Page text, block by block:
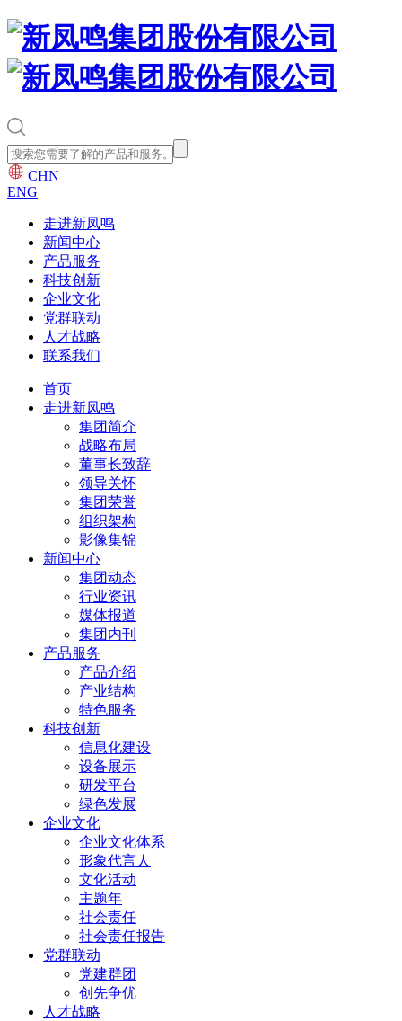
CHN
ENG
走进新凤鸣
新闻中心
产品服务
科技创新
企业文化
党群联动
人才战略
联系我们
首页
走进新凤鸣
集团简介
战略布局
董事长致辞
领导关怀
集团荣誉
组织架构
影像集锦
新闻中心
集团动态
行业资讯
媒体报道
集团内刊
产品服务
产品介绍
产业结构
特色服务
科技创新
信息化建设
设备展示
研发平台
绿色发展
企业文化
企业文化体系
形象代言人
文化活动
主题年
社会责任
社会责任报告
党群联动
党建群团
创先争优
人才战略